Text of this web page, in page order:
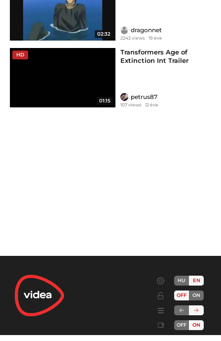
02:32
dragonnet
2242 views 19 éve
HD
01:15
Transformers Age of
Extinction Int Trailer
petrus87
107 views 12 éve
HU EN
OFF ON
OFF ON